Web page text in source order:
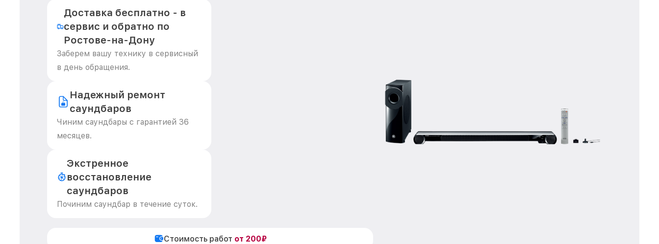
Доставка бесплатно - в
сервис и обратно по
Ростове-на-Дону
Заберем вашу технику в сервисный
в день обращения.
Надежный ремонт
саундбаров
Чиним саундбары с гарантией 36
месяцев.
Экстренное
восстановление
саундбаров
Починим саундбар в течение суток.
Стоимость работ от 200₽